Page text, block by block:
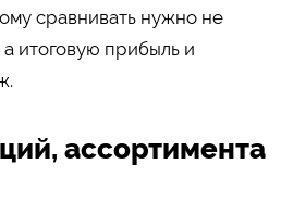
сравнивать нужно не
итоговую прибыль и
ассортимента